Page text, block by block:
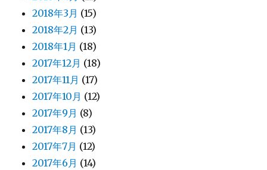
2018年3月 (15)
2018年2月 (13)
2018年1月 (18)
2017年12月 (18)
2017年11月 (17)
2017年10月 (12)
2017年9月 (8)
2017年8月 (13)
2017年7月 (12)
2017年6月 (14)